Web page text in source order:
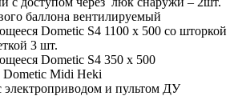
баллона вентилируемый
Dometic S4 1100 х 500 со шторкой
3 шт.
Dometic S4 350 х 500
Midi Heki
электроприводом и пультом ДУ